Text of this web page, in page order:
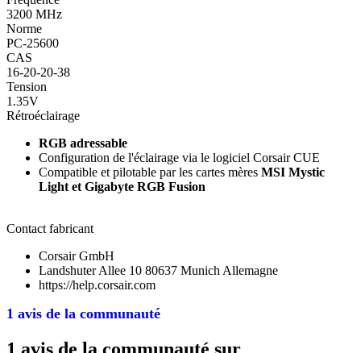
1 avis de la communauté
3200 MHz
Norme
PC-25600
CAS
16-20-20-38
Tension
1.35V
Rétroéclairage
RGB adressable
Configuration de l'éclairage via le logiciel Corsair CUE
Compatible et pilotable par les cartes mères MSI Mystic
Light et Gigabyte RGB Fusion
Contact fabricant
Corsair GmbH
Landshuter Allee 10 80637 Munich Allemagne
https://help.corsair.com
1 avis de la communauté sur